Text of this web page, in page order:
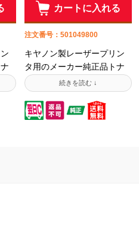
カートに入れる
注文番号：501049800
キヤノン製レーザープリン
タ用のメーカー純正品トナ
ーです。純正品はプリンタ
製造メーカーが自社製造し
ているため信頼性が高い製
品です。ご購入時は対応機